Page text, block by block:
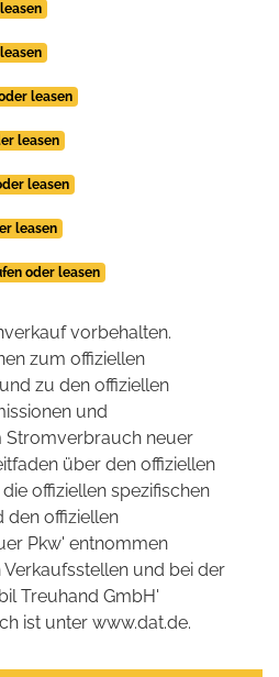
leasen
leasen
leasen
leasen
oder leasen
vorbehalten.
zum offiziellen
zu den offiziellen
und
Stromverbrauch neuer
über den offiziellen
offiziellen spezifischen
den offiziellen
Pkw' entnommen
und bei der
Treuhand GmbH'
ist unter www.dat.de.